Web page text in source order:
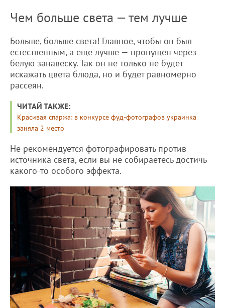
Чем больше света — тем лучше
Больше, больше света! Главное, чтобы он был
естественным, а еще лучше — пропущен через
белую занавеску. Так он не только не будет
искажать цвета блюда, но и будет равномерно
рассеян.
ЧИТАЙ ТАКЖЕ:
Красивая спаржа: в конкурсе фуд-фотографов украинка
заняла 2 место
Не рекомендуется фотографировать против
источника света, если вы не собираетесь достичь
какого-то особого эффекта.